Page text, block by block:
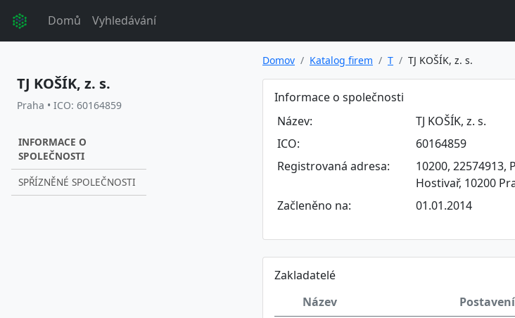
Domů Vyhledávání
TJ KOŠÍK, z. s.
Praha • ICO: 60164859
INFORMACE O
SPOLEČNOSTI
SPŘÍZNĚNÉ SPOLEČNOSTI
Domov Katalog firem T TJ KOŠÍK, z. s.
Informace o společnosti
Název:
TJ KOŠÍK, z. s.
ICO:
60164859
Registrovaná adresa:
10200, 22574913,
Hostivař, 10200
Začleněno na:
01.01.2014
Zakladatelé
Název
Postavení